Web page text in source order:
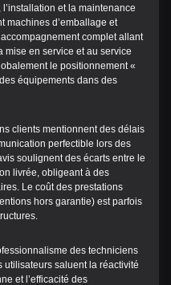
et la maintenance
machines d’emballage et
complet allant
mise en service et au service
le positionnement «
équipements dans des
clients mentionnent des délais
perfectible lors des
soulignent des écarts entre le
livrée, obligeant à des
Le coût des prestations
hors garantie) est parfois
des techniciens
utilisateurs saluent la réactivité
et l’efficacité des